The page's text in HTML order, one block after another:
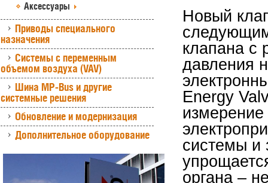
Аксессуары
Приводы специального
назначения
Системы с переменным
объемом воздуха (VAV)
Шина MP-Bus и другие
системные решения
Обновление и модернизация
Дополнительное оборудование
Новый
клапана с
давления
Energy
системы и
органа –